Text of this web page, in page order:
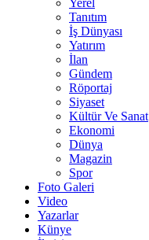
Yerel
Tanıtım
İş Dünyası
Yatırım
İlan
Gündem
Röportaj
Siyaset
Kültür Ve Sanat
Ekonomi
Dünya
Magazin
Spor
Foto Galeri
Video
Yazarlar
Künye